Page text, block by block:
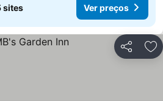
sites Ver preços
Partilhar